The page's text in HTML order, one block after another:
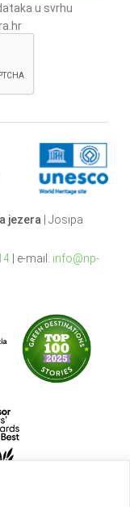
u svrhu
jezera | Josipa
| e-mail: info@np-